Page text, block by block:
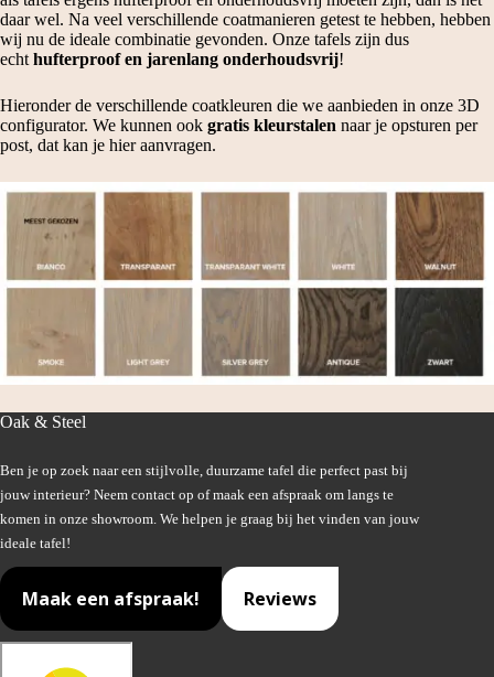
daar wel. Na veel verschillende coatmanieren getest te hebben, hebben
wij nu de ideale combinatie gevonden. Onze tafels zijn dus
echt hufterproof en jarenlang onderhoudsvrij!
Hieronder de verschillende coatkleuren die we aanbieden in onze 3D
configurator. We kunnen ook gratis kleurstalen naar je opsturen per
post, dat kan je hier aanvragen.
Oak & Steel
Ben je op zoek naar een stijlvolle, duurzame tafel die perfect past bij
jouw interieur? Neem contact op of maak een afspraak om langs te
komen in onze showroom. We helpen je graag bij het vinden van jouw
ideale tafel!
Maak een afspraak! Reviews